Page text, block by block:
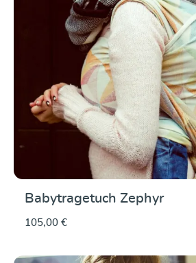
Babytragetuch Zephyr
105,00 €